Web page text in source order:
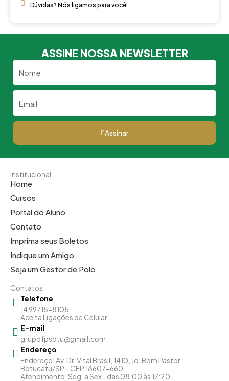
Dúvidas? Nós ligamos para você!
ASSINE NOSSA NEWSLETTER
Assinar
Institucional
Home
Cursos
Portal do Aluno
Contato
Imprima seus Boletos
Indique um Amigo
Seja um Gestor de Polo
Contatos
Telefone
14 99715-8105
Aceita Ligações de Celular
E-mail
grupofpsbtu@gmail.com
Endereço
Endereço: Av. Dr. Vital Brasil, 1410, Jd. Bom Pastor,
Botucatu/SP - CEP 18607-660.
Atendimento: Seg. a Sex., das 08:00 às 17:20.